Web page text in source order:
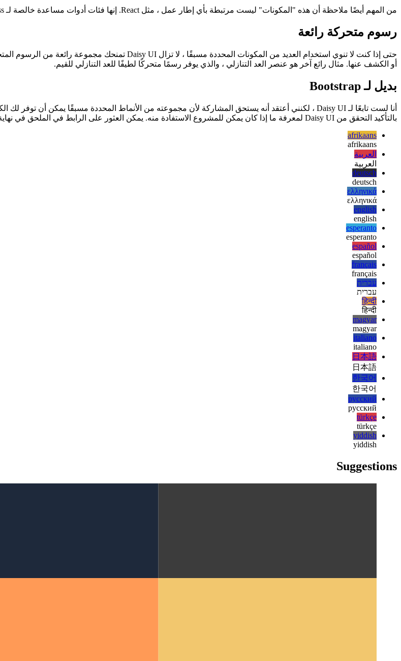
الحالية أو CSS العادي ، فلن تشحن سوى الأنماط المستخدمة بالفعل في تطبيق الإنتاج الخاص بك.
من المهم أيضًا ملاحظة أن هذه "المكونات" ليست مرتبطة بأي إطار عمل ، مثل React. إنها فئات أدوات مساعدة خالصة لـ Tailwind.css وتعمل مع كل مشروع يمكنه تنفيذ المكتبة.
رسوم متحركة رائعة
أو الكشف عنها. مثال رائع آخر هو عنصر العد التنازلي ، والذي يوفر رسمًا متحركًا لطيفًا للعد التنازلي للقيم.
بديل لـ Bootstrap
بالتأكيد التحقق من Daisy UI لمعرفة ما إذا كان يمكن للمشروع الاستفادة منه. يمكن العثور على الرابط في الملحق في نهاية هذه الصفحة.
afrikaans
afrikaans
العربية
العربية
deutsch
deutsch
ελληνικά
ελληνικά
english
english
esperanto
esperanto
español
español
français
français
עברית
עברית
हिन्दी
हिन्दी
magyar
magyar
italiano
italiano
日本語
日本語
한국어
한국어
русский
русский
türkçe
türkçe
yiddish
Suggestions